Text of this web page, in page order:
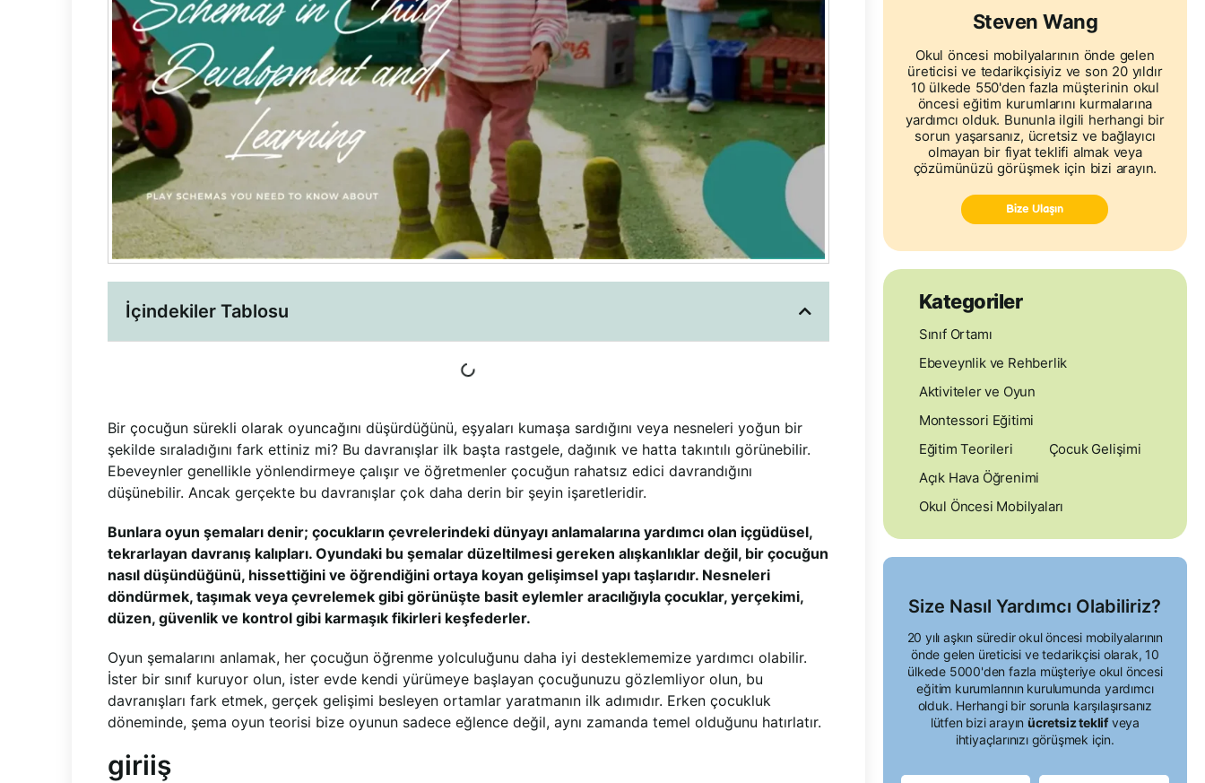
İçindekiler Tablosu
Bir çocuğun sürekli olarak oyuncağını düşürdüğünü, eşyaları kumaşa sardığını veya nesneleri yoğun bir
şekilde sıraladığını fark ettiniz mi? Bu davranışlar ilk başta rastgele, dağınık ve hatta takıntılı görünebilir.
Ebeveynler genellikle yönlendirmeye çalışır ve öğretmenler çocuğun rahatsız edici davrandığını
düşünebilir. Ancak gerçekte bu davranışlar çok daha derin bir şeyin işaretleridir.
Bunlara oyun şemaları denir; çocukların çevrelerindeki dünyayı anlamalarına yardımcı olan içgüdüsel,
tekrarlayan davranış kalıpları. Oyundaki bu şemalar düzeltilmesi gereken alışkanlıklar değil, bir çocuğun
nasıl düşündüğünü, hissettiğini ve öğrendiğini ortaya koyan gelişimsel yapı taşlarıdır. Nesneleri
döndürmek, taşımak veya çevrelemek gibi görünüşte basit eylemler aracılığıyla çocuklar, yerçekimi,
düzen, güvenlik ve kontrol gibi karmaşık fikirleri keşfederler.
Oyun şemalarını anlamak, her çocuğun öğrenme yolculuğunu daha iyi desteklememize yardımcı olabilir.
İster bir sınıf kuruyor olun, ister evde kendi yürümeye başlayan çocuğunuzu gözlemliyor olun, bu
davranışları fark etmek, gerçek gelişimi besleyen ortamlar yaratmanın ilk adımıdır. Erken çocukluk
döneminde, şema oyun teorisi bize oyunun sadece eğlence değil, aynı zamanda temel olduğunu hatırlatır.
giriiş
Steven Wang
Okul öncesi mobilyalarının önde gelen
üreticisi ve tedarikçisiyiz ve son 20 yıldır
10 ülkede 550'den fazla müşterinin okul
öncesi eğitim kurumlarını kurmalarına
yardımcı olduk. Bununla ilgili herhangi bir
sorun yaşarsanız, ücretsiz ve bağlayıcı
olmayan bir fiyat teklifi almak veya
çözümünüzü görüşmek için bizi arayın.
Bize Ulaşın
Kategoriler
Sınıf Ortamı
Ebeveynlik ve Rehberlik
Aktiviteler ve Oyun
Montessori Eğitimi
Eğitim Teorileri
Çocuk Gelişimi
Açık Hava Öğrenimi
Okul Öncesi Mobilyaları
Size Nasıl Yardımcı Olabiliriz?
20 yılı aşkın süredir okul öncesi mobilyalarının
önde gelen üreticisi ve tedarikçisi olarak, 10
ülkede 5000'den fazla müşteriye okul öncesi
eğitim kurumlarının kurulumunda yardımcı
olduk. Herhangi bir sorunla karşılaşırsanız
lütfen bizi arayın ücretsiz teklifveya
ihtiyaçlarınızı görüşmek için.